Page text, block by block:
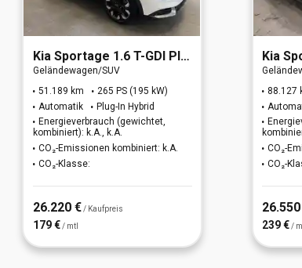
Kia Sportage 1.6 T-GDI Plug-in Hybrid (EURO 6d)
Geländewagen/SUV
51.189 km
265 PS (195 kW)
Automatik
Plug-In Hybrid
Energieverbrauch (gewichtet,
kombiniert): k.A., k.A.
CO₂-Emissionen kombiniert: k.A.
CO₂-Klasse:
26.220 € / Kaufpreis
179 € / mtl
Kia
88.127
CO₂-
CO₂-
239 € /